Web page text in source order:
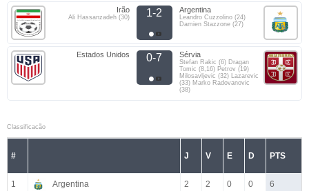
Irão
Ali Hassanzadeh (30) 1-2 Argentina
Leandro Cuzzolino (24)
Damien Stazzone (27)
Estados Unidos 0-7 Sérvia
Stefan Rakic (6) Dragan
Tomic (8,16) Petrov (19)
Milosavljevic (32) Lazarevic
(33) Marko Radovanovic
(38)
Classificacão
# J V E D PTS
1 Argentina 2 2 0 0 6